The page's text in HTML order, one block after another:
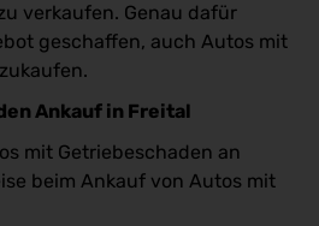
verkaufen. Genau dafür
geschaffen, auch Autos mit
Ankauf in Freital
mit Getriebeschaden an
beim Ankauf von Autos mit